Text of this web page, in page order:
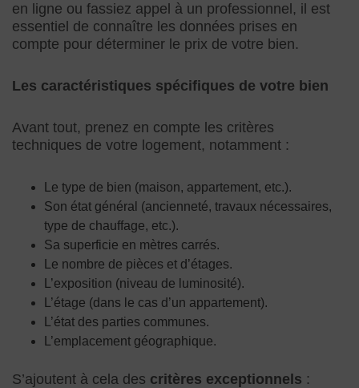
en ligne ou fassiez appel à un professionnel, il est
essentiel de connaître les données prises en
compte pour déterminer le prix de votre bien.
Les caractéristiques spécifiques de votre bien
Avant tout, prenez en compte les critères
techniques de votre logement, notamment :
Le type de bien (maison, appartement, etc.).
Son état général (ancienneté, travaux nécessaires,
type de chauffage, etc.).
Sa superficie en mètres carrés.
Le nombre de pièces et d’étages.
L’exposition (niveau de luminosité).
L’étage (dans le cas d’un appartement).
L’état des parties communes.
L’emplacement géographique.
S’ajoutent à cela des critères exceptionnels :